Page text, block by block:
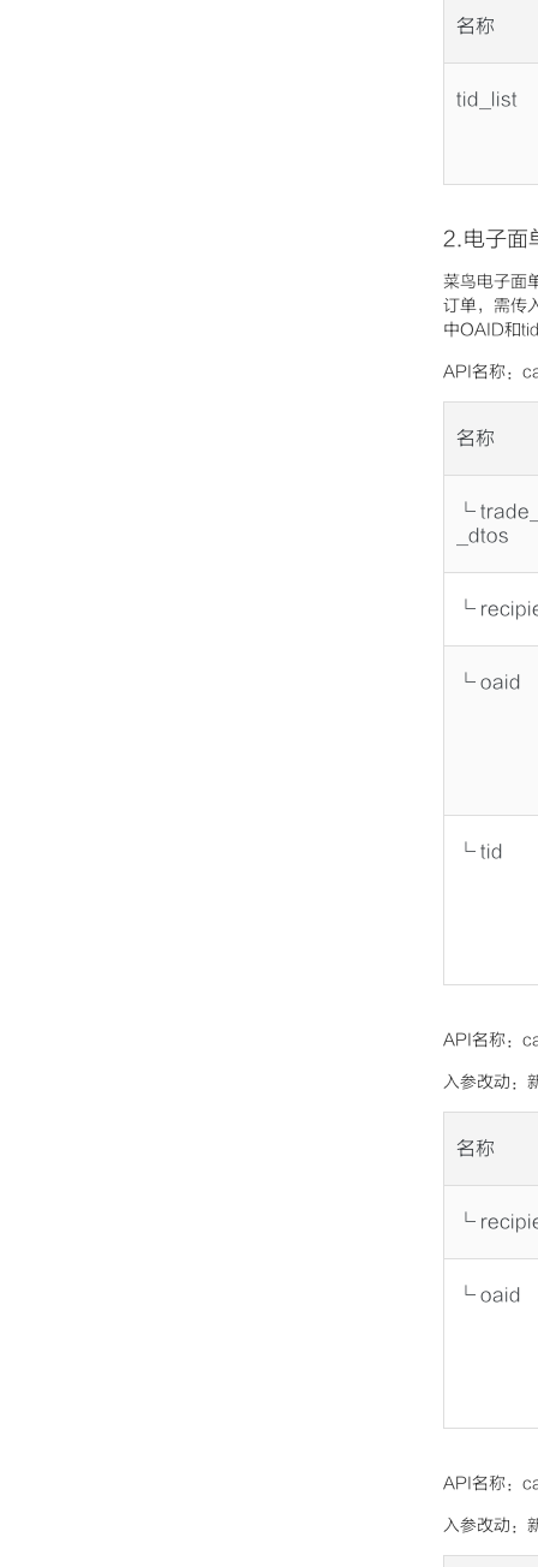
名称
tid_list
2.电子面
菜鸟电子面
订单，需传
中OAID和
API名称：
名称
└
_dtos
└
└ oaid
└ tid
API名称：
入参改动：
名称
└
└ oaid
API名称：
入参改动：